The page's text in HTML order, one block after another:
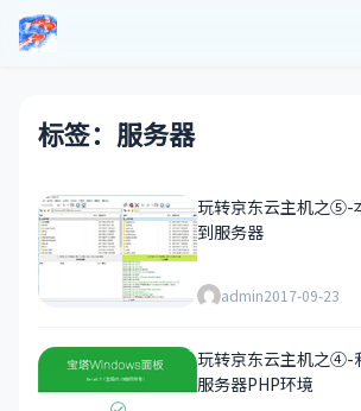
标签：服务器
玩转京东云主机之⑤-
到服务器
admin2017-09-23
玩转京东云主机之④-
服务器PHP环境